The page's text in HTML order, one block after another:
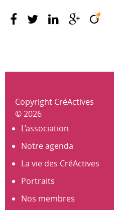
Copyright CréActives
© 2026
L’association
Notre agenda
La vie des CréActives
Portraits
Nos membres